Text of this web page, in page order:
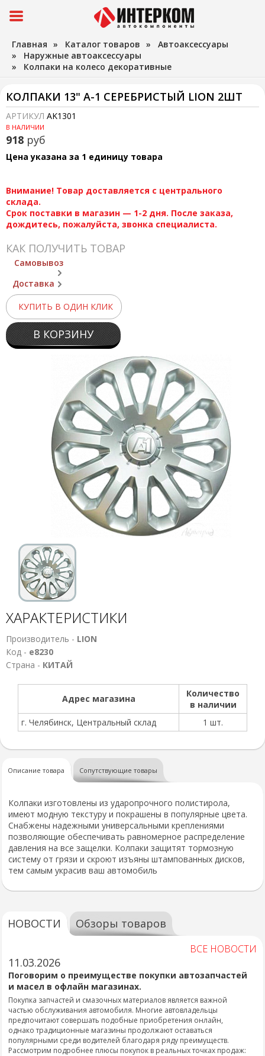
Главная » Каталог товаров » Автоаксессуары
» Наружные автоаксессуары
» Колпаки на колесо декоративные
КОЛПАКИ 13" А-1 СЕРЕБРИСТЫЙ LION 2ШТ
АРТИКУЛ AK1301
В НАЛИЧИИ
918 руб
Цена указана за 1 единицу товара
Внимание! Товар доставляется с центрального
склада.
Срок поставки в магазин — 1-2 дня. После заказа,
дождитесь, пожалуйста, звонка специалиста.
КАК ПОЛУЧИТЬ ТОВАР
Самовывоз
Доставка
КУПИТЬ В ОДИН КЛИК
В КОРЗИНУ
ХАРАКТЕРИСТИКИ
Производитель - LION
Код - е8230
Страна - КИТАЙ
Адрес магазина
Количество
в наличии
г. Челябинск, Центральный склад
1 шт.
Описание товара Сопутствующие товары
Колпаки изготовлены из ударопрочного полистирола,
имеют модную текстуру и покрашены в популярные цвета.
Снабжены надежными универсальными креплениями
позволяющие обеспечивать равномерное распределение
давления на все защелки. Колпаки защитят тормозную
систему от грязи и скроют изъяны штампованных дисков,
тем самым украсив ваш автомобиль
НОВОСТИ Обзоры товаров
ВСЕ НОВОСТИ
11.03.2026
Поговорим о преимуществе покупки автозапчастей
и масел в офлайн магазинах.
Покупка запчастей и смазочных материалов является важной
частью обслуживания автомобиля. Многие автовладельцы
предпочитают совершать подобные приобретения онлайн,
однако традиционные магазины продолжают оставаться
популярными среди водителей благодаря ряду преимуществ.
Рассмотрим подробнее плюсы покупок в реальных точках продаж: